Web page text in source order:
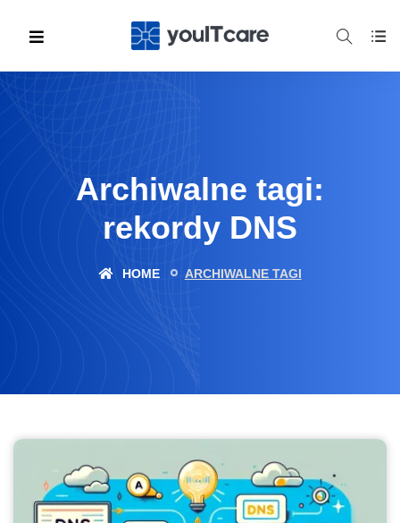
Archiwalne tagi:
rekordy DNS
HOME ARCHIWALNE TAGI